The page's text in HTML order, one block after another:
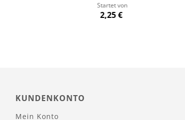
Startet von
2,25 €
KUNDENKONTO
Mein Konto